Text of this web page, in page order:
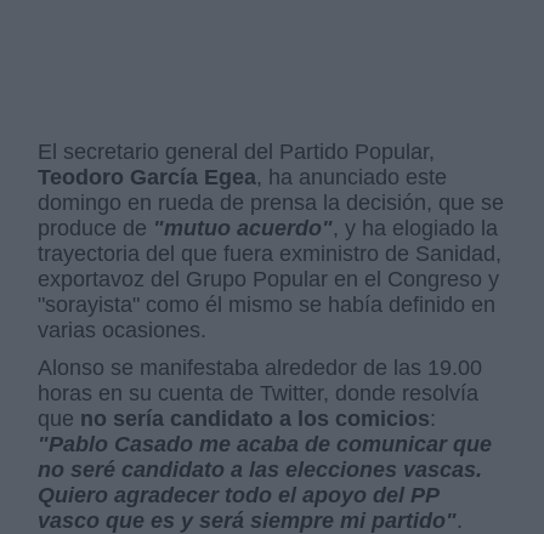
El secretario general del Partido Popular,
Teodoro García Egea, ha anunciado este
domingo en rueda de prensa la decisión, que se
produce de "mutuo acuerdo", y ha elogiado la
trayectoria del que fuera exministro de Sanidad,
exportavoz del Grupo Popular en el Congreso y
"sorayista" como él mismo se había definido en
varias ocasiones.
Alonso se manifestaba alrededor de las 19.00
horas en su cuenta de Twitter, donde resolvía
que no sería candidato a los comicios:
"Pablo Casado me acaba de comunicar que
no seré candidato a las elecciones vascas.
Quiero agradecer todo el apoyo del PP
vasco que es y será siempre mi partido".